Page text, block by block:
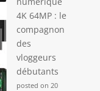
4K 64MP : le
compagnon
des
vloggeurs
débutants
posted on 20